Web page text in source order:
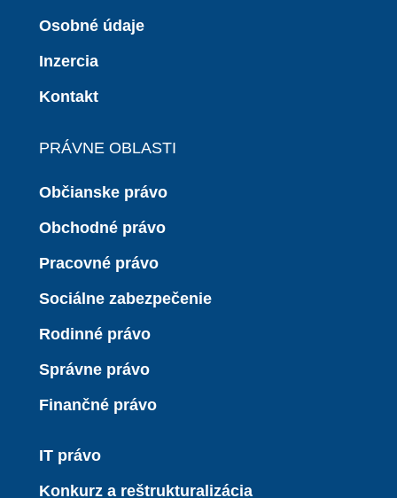
Osobné údaje
Inzercia
Kontakt
PRÁVNE OBLASTI
Občianske právo
Obchodné právo
Pracovné právo
Sociálne zabezpečenie
Rodinné právo
Správne právo
Finančné právo
IT právo
Konkurz a reštrukturalizácia